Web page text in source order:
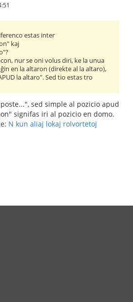
estas inter
kaj
nur se oni volus diri, ke la unua
en la altaron (direkte al la altaro),
la altaro". Sed tio estas tro
sed simple al pozicio apud
signifas iri al pozicio en domo.
N kun aliaj lokaj rolvortetoj